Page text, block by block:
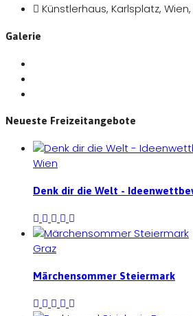
Künstlerhaus, Karlsplatz,
Galerie
Neueste Freizeitangebote
Wien
Denk dir die Welt -
Graz
Märchensommer Steiermark